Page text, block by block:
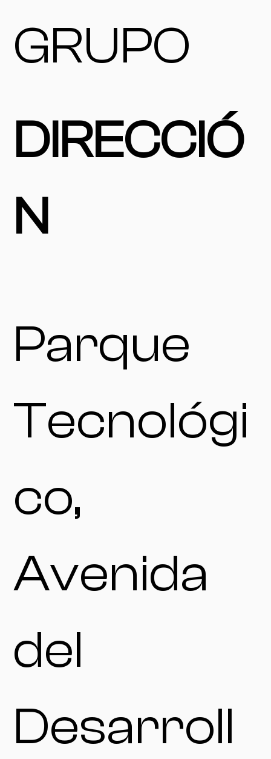
GRUPO
DIRECCIÓ
N
Parque
Tecnológi
co,
Avenida
del
Desarroll